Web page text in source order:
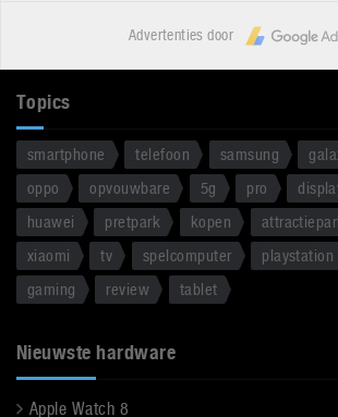
Advertenties door
Topics
smartphone telefoon samsung
oppo
opvouwbare 5g pro
huawei
pretpark kopen
xiaomi
tv spelcomputer playstation
gaming
review tablet
Nieuwste hardware
Apple Watch 8